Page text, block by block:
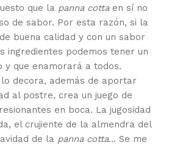
que la panna cottaen sí no
de sabor. Por esta razón, si la
buena calidad y con un sabor
ingredientes podemos tener un
y que enamorará a todos.
lo decora, además de aportar
al postre, crea un juego de
en boca. La jugosidad
el crujiente de la almendra del
de la panna cotta… Se me